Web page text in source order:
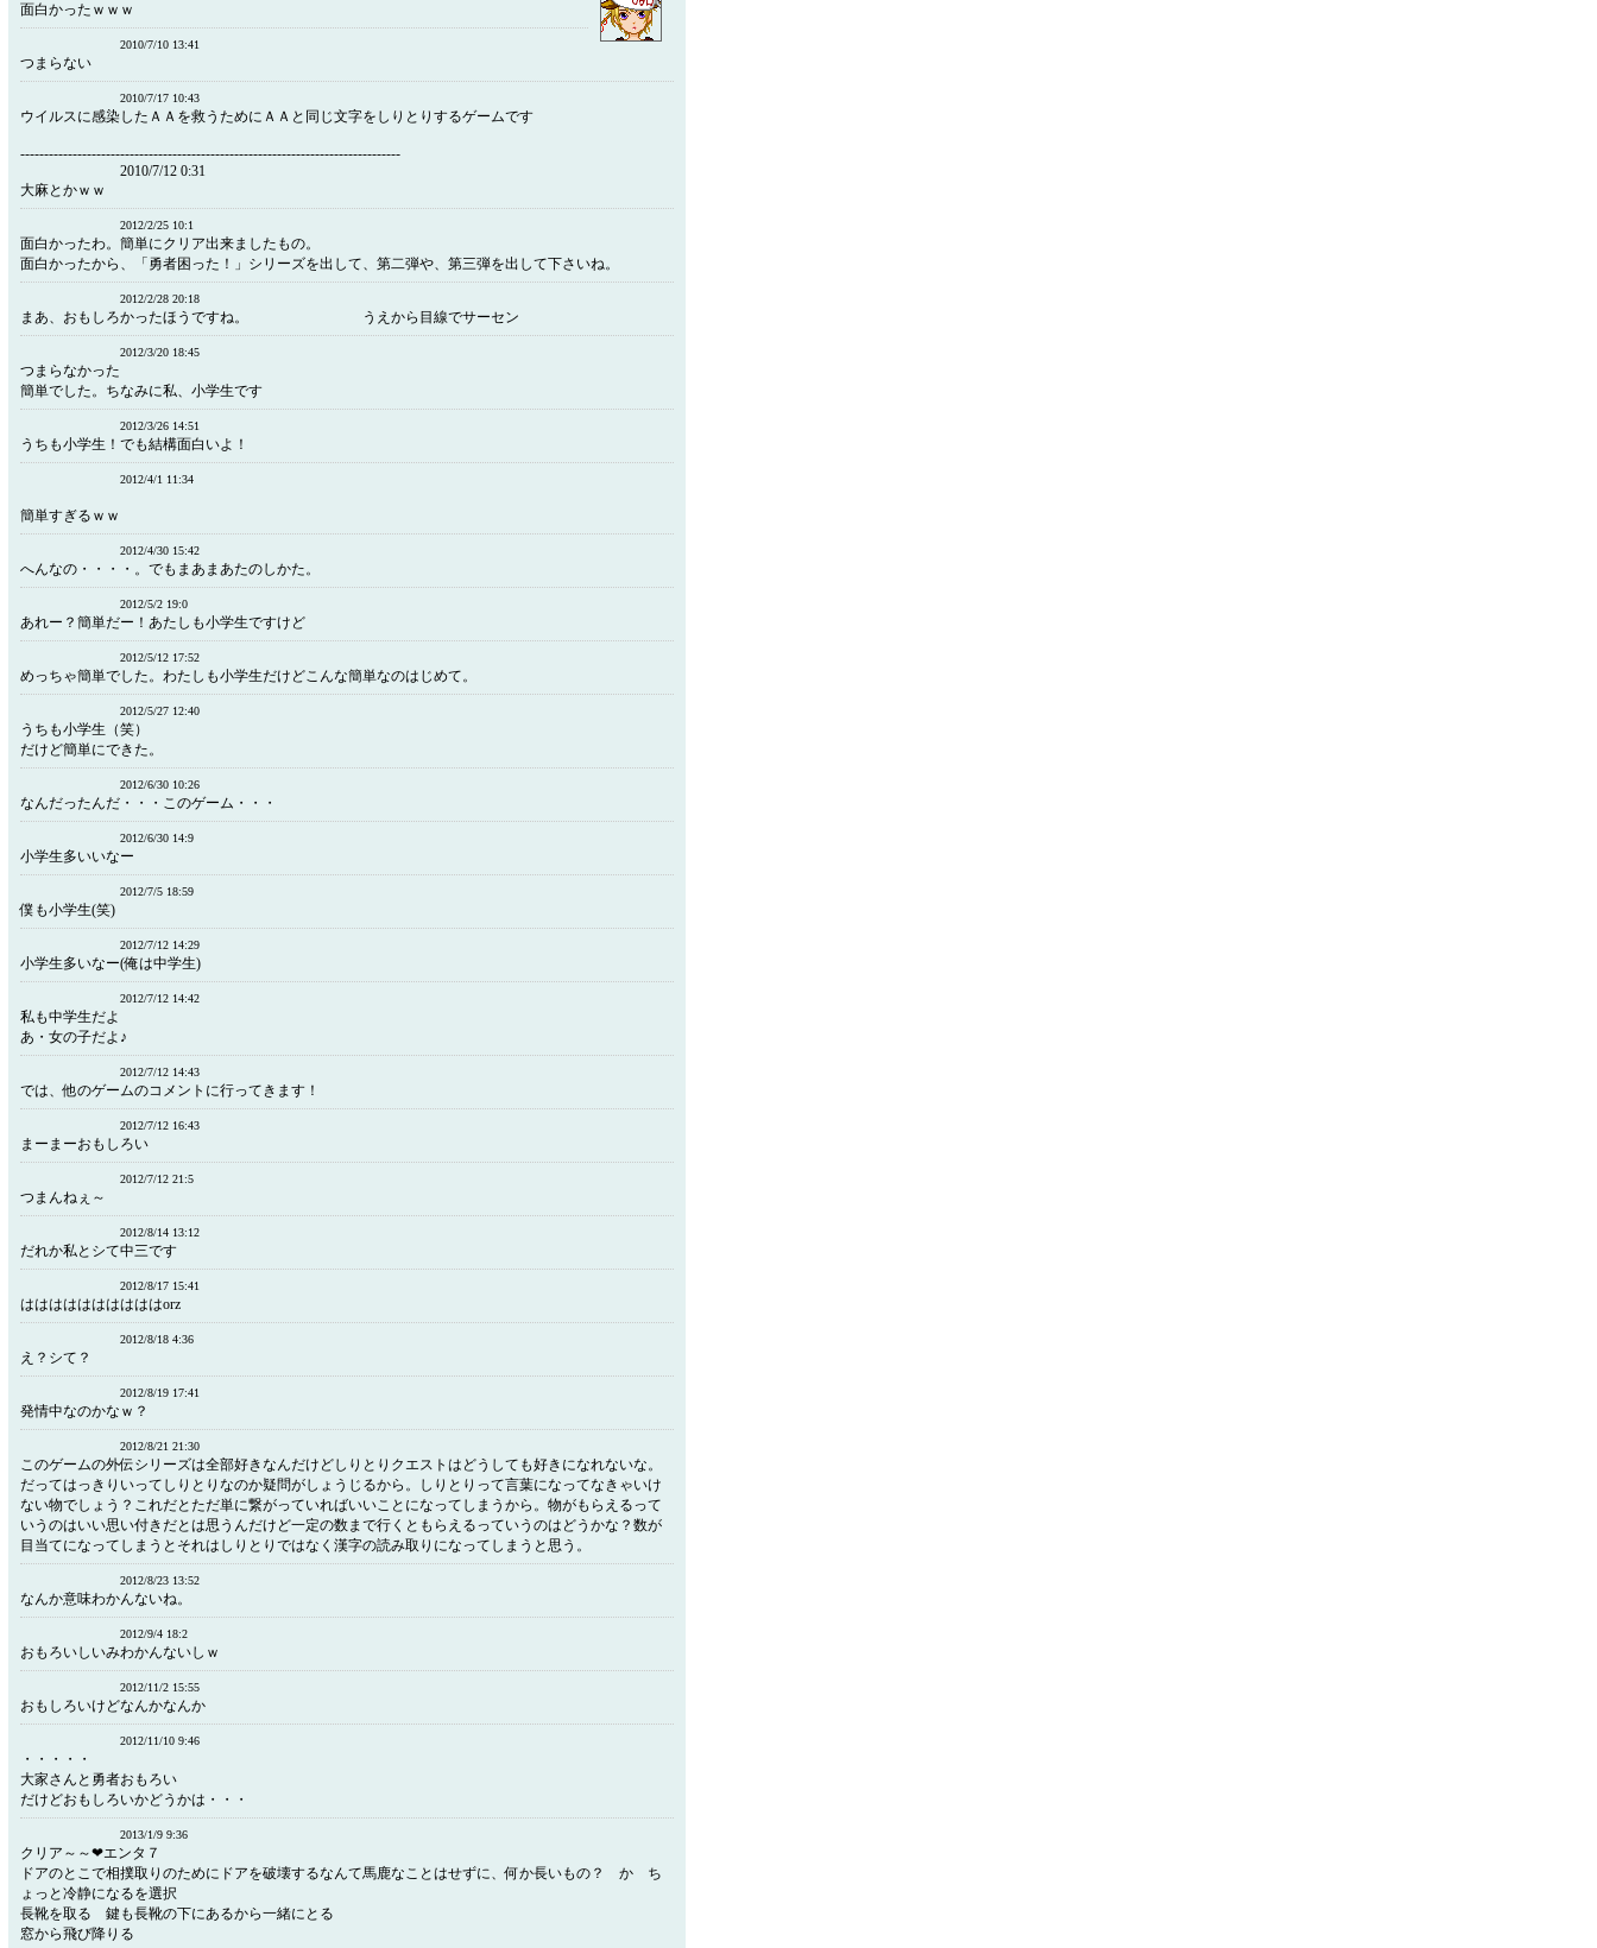
面白かったｗｗｗ
2010/7/10 13:41
つまらない
2010/7/17 10:43
ウイルスに感染したＡＡを救うためにＡＡと同じ文字をしりとりするゲームです
--------------------------------------------------------------------------------
2010/7/12 0:31
大麻とかｗｗ
2012/2/25 10:1
面白かったわ。簡単にクリア出来ましたもの。
面白かったから、「勇者困った！」シリーズを出して、第二弾や、第三弾を出して下さいね。
2012/2/28 20:18
まあ、おもしろかったほうですね。 うえから目線でサーセン
2012/3/20 18:45
つまらなかった
簡単でした。ちなみに私、小学生です
2012/3/26 14:51
うちも小学生！でも結構面白いよ！
2012/4/1 11:34
簡単すぎるｗｗ
2012/4/30 15:42
へんなの・・・・。でもまあまあたのしかた。
2012/5/2 19:0
あれー？簡単だー！あたしも小学生ですけど
2012/5/12 17:52
めっちゃ簡単でした。わたしも小学生だけどこんな簡単なのはじめて。
2012/5/27 12:40
うちも小学生（笑）
だけど簡単にできた。
2012/6/30 10:26
なんだったんだ・・・このゲーム・・・
2012/6/30 14:9
小学生多いいなー
2012/7/5 18:59
僕も小学生(笑)
2012/7/12 14:29
小学生多いなー(俺は中学生)
2012/7/12 14:42
私も中学生だよ
あ・女の子だよ♪
2012/7/12 14:43
では、他のゲームのコメントに行ってきます！
2012/7/12 16:43
まーまーおもしろい
2012/7/12 21:5
つまんねぇ～
2012/8/14 13:12
だれか私とシて中三です
2012/8/17 15:41
ははははははははははorz
2012/8/18 4:36
え？シて？
2012/8/19 17:41
発情中なのかなｗ？
2012/8/21 21:30
このゲームの外伝シリーズは全部好きなんだけどしりとりクエストはどうしても好きになれないな。
だってはっきりいってしりとりなのか疑問がしょうじるから。しりとりって言葉になってなきゃいけ
ない物でしょう？これだとただ単に繋がっていればいいことになってしまうから。物がもらえるって
いうのはいい思い付きだとは思うんだけど一定の数まで行くともらえるっていうのはどうかな？数が
目当てになってしまうとそれはしりとりではなく漢字の読み取りになってしまうと思う。
2012/8/23 13:52
なんか意味わかんないね。
2012/9/4 18:2
おもろいしいみわかんないしｗ
2012/11/2 15:55
おもしろいけどなんかなんか
2012/11/10 9:46
・・・・・
大家さんと勇者おもろい
だけどおもしろいかどうかは・・・
2013/1/9 9:36
クリア～～❤エンタ７
ドアのとこで相撲取りのためにドアを破壊するなんて馬鹿なことはせずに、何か長いもの？ か ち
ょっと冷静になるを選択
長靴を取る 鍵も長靴の下にあるから一緒にとる
窓から飛び降りる